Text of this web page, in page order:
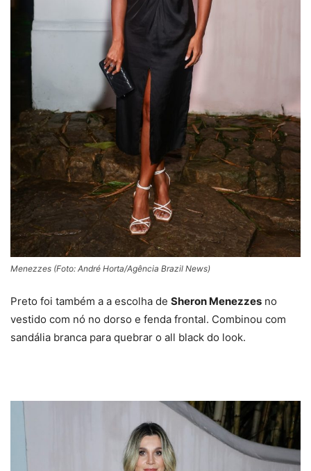
Menezzes (Foto: André Horta/Agência Brazil News)
Preto foi também a a escolha de Sheron Menezzes no
vestido com nó no dorso e fenda frontal. Combinou com
sandália branca para quebrar o all black do look.